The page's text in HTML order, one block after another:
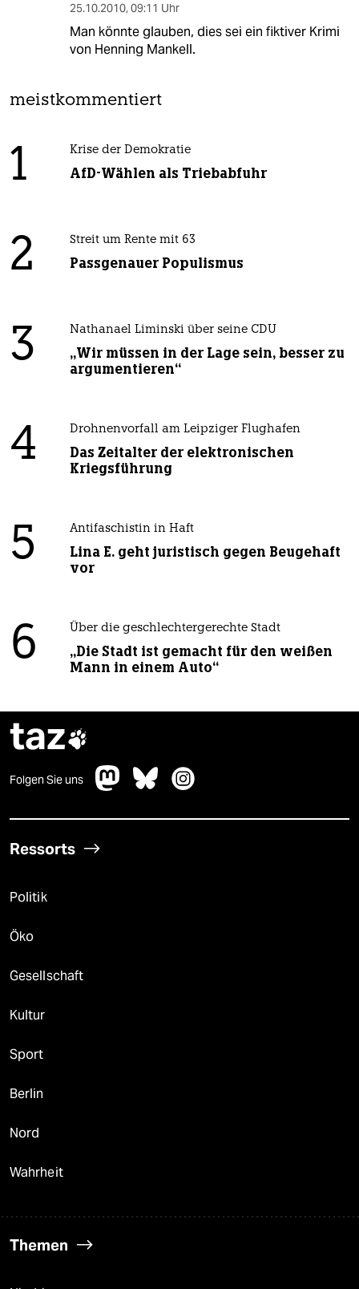
25.10.2010, 09:11 Uhr
Man könnte glauben, dies sei ein fiktiver Krimi
von Henning Mankell.
meistkommentiert
1 Krise der Demokratie
AfD-Wählen als Triebabfuhr
2 Streit um Rente mit 63
Passgenauer Populismus
3 Nathanael Liminski über seine CDU
„Wir müssen in der Lage sein, besser zu
argumentieren“
4 Drohnenvorfall am Leipziger Flughafen
Das Zeitalter der elektronischen
Kriegsführung
5 Antifaschistin in Haft
Lina E. geht juristisch gegen Beugehaft
vor
6 Über die geschlechtergerechte Stadt
„Die Stadt ist gemacht für den weißen
Mann in einem Auto“
taz
Folgen Sie uns
Ressorts
Politik
Öko
Gesellschaft
Kultur
Sport
Berlin
Nord
Wahrheit
Themen